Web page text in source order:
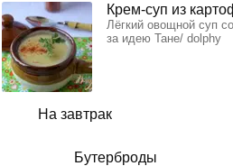
На завтрак
Бутерброды
Крем-суп из
Лёгкий овощной суп
за идею Тане/ dolphy